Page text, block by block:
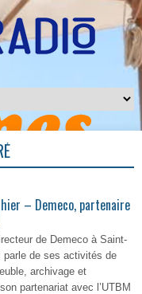
– Demeco, partenaire
de Demeco à Saint-
parle de ses activités de
archivage et
partenariat avec l’UTBM